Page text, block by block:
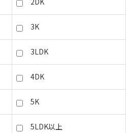
3K
3LDK
4DK
5K
5LDK以上